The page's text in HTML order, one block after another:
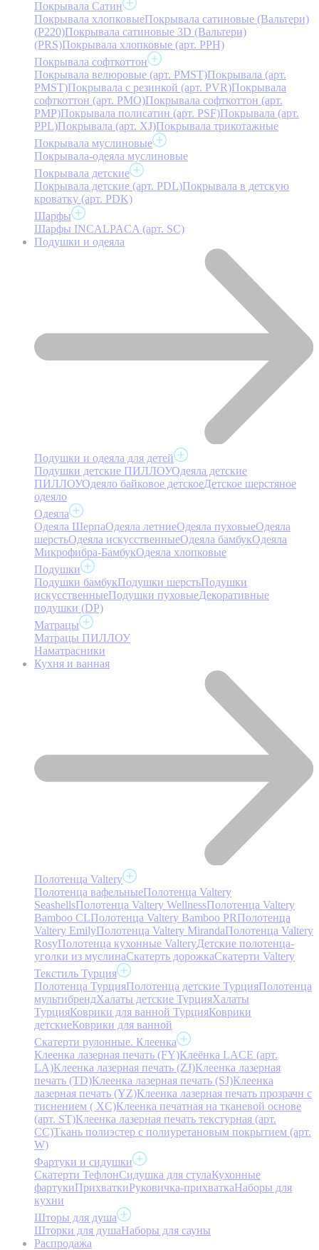
Покрывала Сатин
Покрывала хлопковыеПокрывала сатиновые (Вальтери)
(P220)Покрывала сатиновые 3D (Вальтери)
(PRS)Покрывала хлопковые (арт. PPH)
Покрывала софткоттон
Покрывала велюровые (арт. PMST)Покрывала (арт.
PMST)Покрывала с резинкой (арт. PVR)Покрывала
софткоттон (арт. PMO)Покрывала софткоттон (арт.
PMP)Покрывала полисатин (арт. PSF)Покрывала (арт.
PPL)Покрывала (арт. XJ)Покрывала трикотажные
Покрывала муслиновые
Покрывала-одеяла муслиновые
Покрывала детские
Покрывала детские (арт. PDL)Покрывала в детскую
кроватку (арт. PDK)
Шарфы
Шарфы INCALPACA (арт. SC)
Подушки и одеяла
Подушки и одеяла для детей
Подушки детские ПИЛЛОУОдеяла детские
ПИЛЛОУОдеяло байковое детскоеДетское шерстяное
одеяло
Одеяла
Одеяла ШерпаОдеяла летниеОдеяла пуховыеОдеяла
шерстьОдеяла искусственныеОдеяла бамбукОдеяла
Микрофибра-БамбукОдеяла хлопковые
Подушки
Подушки бамбукПодушки шерстьПодушки
искусственныеПодушки пуховыеДекоративные
подушки (DP)
Матрацы
Матрацы ПИЛЛОУ
Наматрасники
Кухня и ванная
Полотенца Valtery
Полотенца вафельныеПолотенца Valtery
SeashellsПолотенца Valtery WellnessПолотенца Valtery
Bamboo CLПолотенца Valtery Bamboo PRПолотенца
Valtery EmilyПолотенца Valtery MirandaПолотенца Valtery
RosyПолотенца кухонные ValteryДетские полотенца-
уголки из муслинаСкатерть дорожкаСкатерти Valtery
Текстиль Турция
Полотенца ТурцияПолотенца детские ТурцияПолотенца
мультибрендХалаты детские ТурцияХалаты
ТурцияКоврики для ванной ТурцияКоврики
детскиеКоврики для ванной
Скатерти рулонные. Клеенка
Клеенка лазерная печать (FY)Клеёнка LACE (арт.
LA)Клеенка лазерная печать (ZJ)Клеенка лазерная
печать (TD)Клеенка лазерная печать (SJ)Клеенка
лазерная печать (YZ)Клеенка лазерная печать прозрачн с
тиснением ( XC)Клеенка печатная на тканевой основе
(арт. ST)Клеенка лазерная печать текстурная (арт.
CC)Ткань полиэстер с полиуретановым покрытием (арт.
W)
Фартуки и сидушки
Скатерти ТефлонСидушка для стулаКухонные
фартукиПрихваткиРуковичка-прихваткаНаборы для
кухни
Шторы для душа
Шторки для душаНаборы для сауны
Распродажа